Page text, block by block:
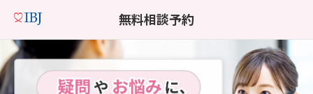
無料相談予約